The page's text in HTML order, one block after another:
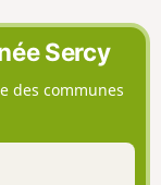
Sercy
des communes